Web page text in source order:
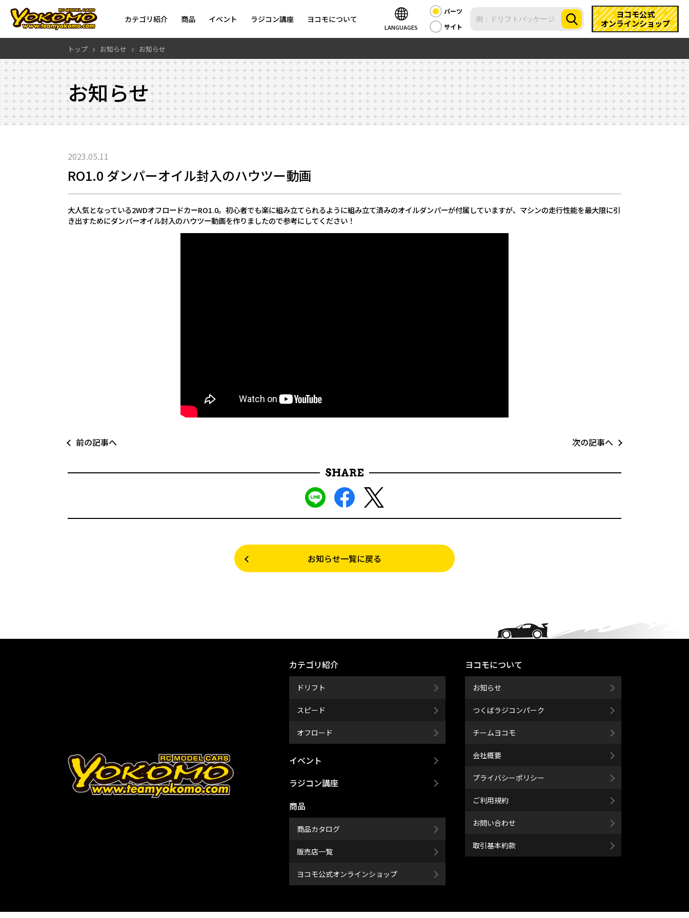
カテゴリ紹介 商品 イベント ラジコン講座 ヨコモについて
LANGUAGES
パーツ
サイト
ヨコモ公式
オンラインショップ
トップ お知らせ お知らせ
お知らせ
2023.05.11
RO1.0 ダンパーオイル封入のハウツー動画
大人気となっている2WDオフロードカーRO1.0。初心者でも楽に組み立てられるように組み立て済みのオイルダンパーが付属していますが、マシンの走行性能を最大限に引
き出すためにダンパーオイル封入のハウツー動画を作りましたので参考にしてください！
前の記事へ 次の記事へ
SHARE
お知らせ一覧に戻る
カテゴリ紹介
ドリフト
スピード
オフロード
イベント
ラジコン講座
商品
商品カタログ
販売店一覧
ヨコモ公式オンラインショップ
ヨコモについて
お知らせ
つくばラジコンパーク
チームヨコモ
会社概要
プライバシーポリシー
ご利用規約
お問い合わせ
取引基本約款